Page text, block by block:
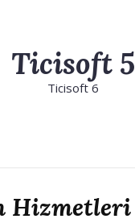
Ticisoft 5
Ticisoft 6
Hizmetleri